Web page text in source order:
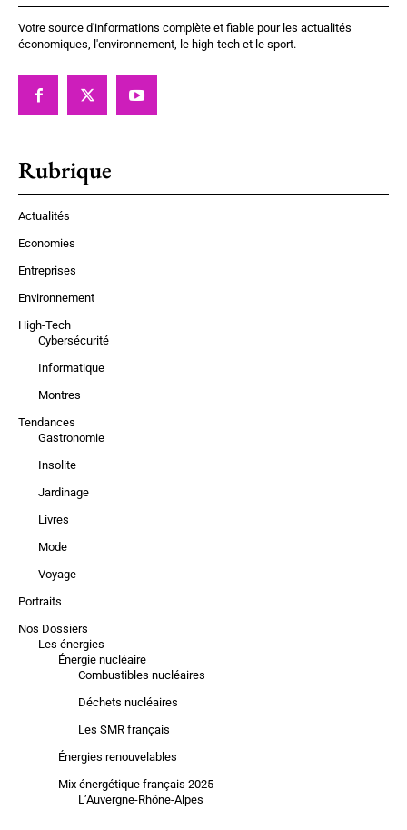
Votre source d'informations complète et fiable pour les actualités
économiques, l'environnement, le high-tech et le sport.
Rubrique
Actualités
Economies
Entreprises
Environnement
High-Tech
Cybersécurité
Informatique
Montres
Tendances
Gastronomie
Insolite
Jardinage
Livres
Mode
Voyage
Portraits
Nos Dossiers
Les énergies
Énergie nucléaire
Combustibles nucléaires
Déchets nucléaires
Les SMR français
Énergies renouvelables
Mix énergétique français 2025
L’Auvergne-Rhône-Alpes